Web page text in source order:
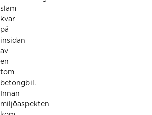
slam
kvar
på
insidan
av
en
tom
betongbil.
Innan
miljöaspekten